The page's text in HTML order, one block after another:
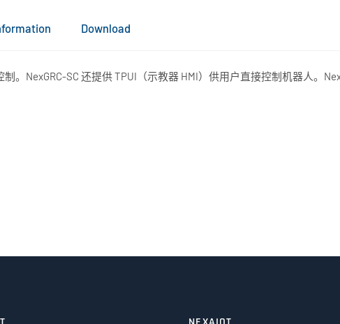
Download
。NexGRC-SC 还提供 TPUI（示教器 HMI）供用户直接控制机器人。